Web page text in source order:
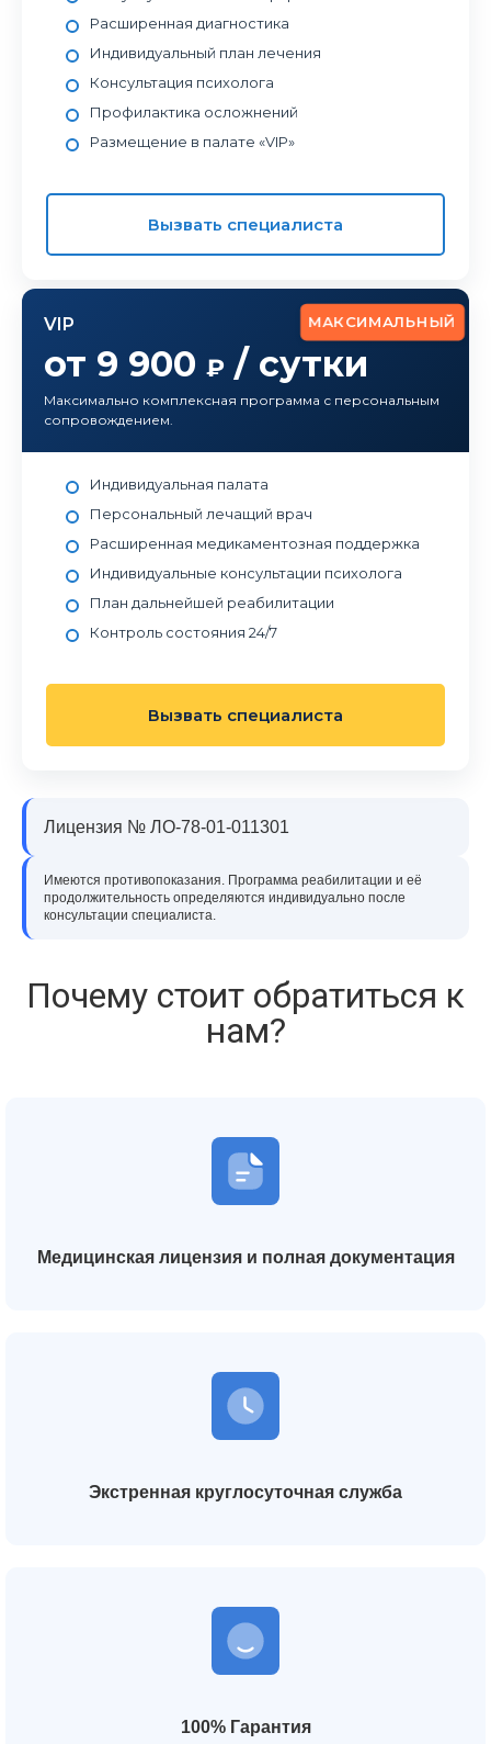
Расширенная диагностика
Индивидуальный план лечения
Консультация психолога
Профилактика осложнений
Размещение в палате «VIP»
Вызвать специалиста
МАКСИМАЛЬНЫЙ
VIP
от 9 900 ₽ / сутки
Максимально комплексная программа с персональным
сопровождением.
Индивидуальная палата
Персональный лечащий врач
Расширенная медикаментозная поддержка
Индивидуальные консультации психолога
План дальнейшей реабилитации
Контроль состояния 24/7
Вызвать специалиста
Лицензия № ЛО-78-01-011301
Имеются противопоказания. Программа реабилитации и её
продолжительность определяются индивидуально после
консультации специалиста.
Почему стоит обратиться к
нам?
Медицинская лицензия и полная документация
Экстренная круглосуточная служба
100% Гарантия